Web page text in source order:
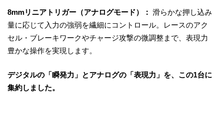
8mmリニアトリガー（アナログモード）： 滑らかな押し込み
量に応じて入力の強弱を繊細にコントロール。レースのアク
セル・ブレーキワークやチャージ攻撃の微調整まで、表現力
豊かな操作を実現します。
デジタルの「瞬発力」とアナログの「表現力」を、この1台に
集約しました。